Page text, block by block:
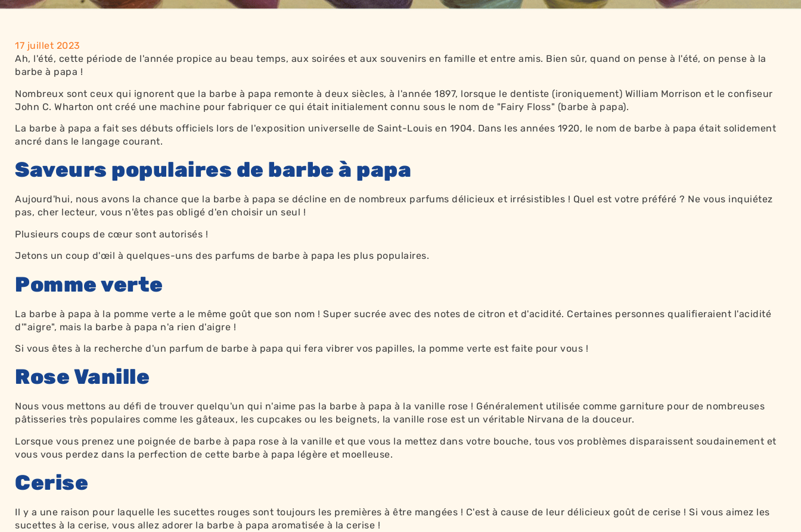
17 juillet 2023
Ah, l'été, cette période de l'année propice au beau temps, aux soirées et aux souvenirs en famille et entre amis. Bien sûr, quand on pense à l'été, on pense à la
barbe à papa !
Nombreux sont ceux qui ignorent que la barbe à papa remonte à deux siècles, à l'année 1897, lorsque le dentiste (ironiquement) William Morrison et le confiseur
John C. Wharton ont créé une machine pour fabriquer ce qui était initialement connu sous le nom de "Fairy Floss" (barbe à papa).
La barbe à papa a fait ses débuts officiels lors de l'exposition universelle de Saint-Louis en 1904. Dans les années 1920, le nom de barbe à papa était solidement
ancré dans le langage courant.
Saveurs populaires de barbe à papa
Aujourd'hui, nous avons la chance que la barbe à papa se décline en de nombreux parfums délicieux et irrésistibles ! Quel est votre préféré ? Ne vous inquiétez
pas, cher lecteur, vous n'êtes pas obligé d'en choisir un seul !
Plusieurs coups de cœur sont autorisés !
Jetons un coup d'œil à quelques-uns des parfums de barbe à papa les plus populaires.
Pomme verte
La barbe à papa à la pomme verte a le même goût que son nom ! Super sucrée avec des notes de citron et d'acidité. Certaines personnes qualifieraient l'acidité
d'"aigre", mais la barbe à papa n'a rien d'aigre !
Si vous êtes à la recherche d'un parfum de barbe à papa qui fera vibrer vos papilles, la pomme verte est faite pour vous !
Rose Vanille
Nous vous mettons au défi de trouver quelqu'un qui n'aime pas la barbe à papa à la vanille rose ! Généralement utilisée comme garniture pour de nombreuses
pâtisseries très populaires comme les gâteaux, les cupcakes ou les beignets, la vanille rose est un véritable Nirvana de la douceur.
Lorsque vous prenez une poignée de barbe à papa rose à la vanille et que vous la mettez dans votre bouche, tous vos problèmes disparaissent soudainement et
vous vous perdez dans la perfection de cette barbe à papa légère et moelleuse.
Cerise
Il y a une raison pour laquelle les sucettes rouges sont toujours les premières à être mangées ! C'est à cause de leur délicieux goût de cerise ! Si vous aimez les
sucettes à la cerise, vous allez adorer la barbe à papa aromatisée à la cerise !